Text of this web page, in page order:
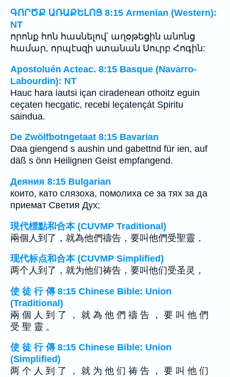
ԳՈՐԾՔ ԱՌԱՔԵԼՈՑ 8:15 Armenian (Western):
NT
որոնք հոն հասնելով՝ աղօթեցին անոնց
համար, որպէսզի ստանան Սուրբ Հոգին:
Apostoluén Acteac. 8:15 Basque (Navarro-
Labourdin): NT
Hauc hara iautsi içan ciradenean othoitz eguin
ceçaten hecgatic, recebi leçatençát Spiritu
saindua.
De Zwölfbotngetaat 8:15 Bavarian
Daa giengend s aushin und gabettnd für ien, auf
däß s önn Heilignen Geist empfangend.
Деяния 8:15 Bulgarian
които, като слязоха, помолиха се за тях за да
приемат Светия Дух;
現代標點和合本 (CUVMP Traditional)
兩個人到了，就為他們禱告，要叫他們受聖靈，
现代标点和合本 (CUVMP Simplified)
两个人到了，就为他们祷告，要叫他们受圣灵，
使 徒 行 傳 8:15 Chinese Bible: Union
(Traditional)
兩 個 人 到 了 ， 就 為 他 們 禱 告 ， 要 叫 他 們
受 聖 靈 。
使 徒 行 傳 8:15 Chinese Bible: Union
(Simplified)
两 个 人 到 了 ， 就 为 他 们 祷 告 ， 要 叫 他 们